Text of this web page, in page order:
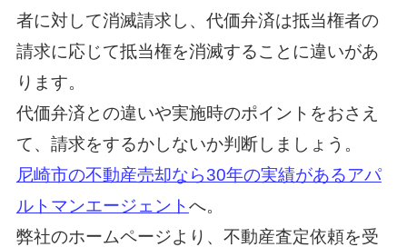
者に対して消滅請求し、代価弁済は抵当権者の
請求に応じて抵当権を消滅することに違いがあ
ります。
代価弁済との違いや実施時のポイントをおさえ
て、請求をするかしないか判断しましょう。
尼崎市の不動産売却なら30年の実績があるアパ
ルトマンエージェントへ。
弊社のホームページより、不動産査定依頼を受